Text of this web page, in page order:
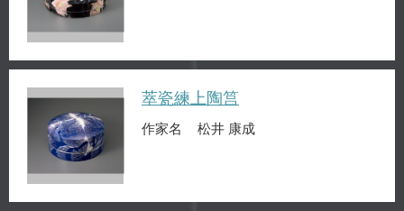
萃瓷練上陶筥
作家名 松井 康成